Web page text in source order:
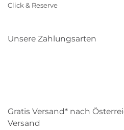
Click & Reserve
Unsere Zahlungsarten
Gratis Versand* nach
Versand